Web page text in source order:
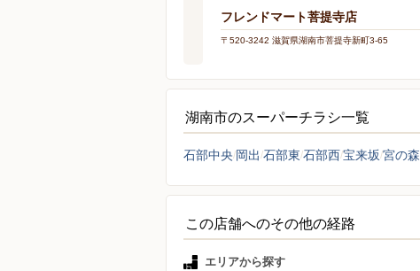
フレンドマート菩提寺店
〒520-3242 滋賀県湖南市菩提寺新町3-65
湖南市のスーパーチラシ一覧
石部中央 岡出 石部東 石部西宝来坂 宮の森
この店舗へのその他の経路
エリアから探す